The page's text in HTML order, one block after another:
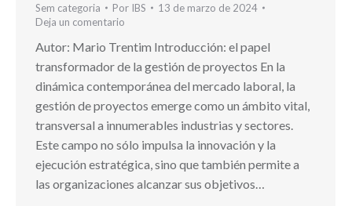
Sem categoria Por IBS
13 de marzo de 2024
Deja un comentario
Autor: Mario Trentim Introducción: el papel
transformador de la gestión de proyectos En la
dinámica contemporánea del mercado laboral, la
gestión de proyectos emerge como un ámbito vital,
transversal a innumerables industrias y sectores.
Este campo no sólo impulsa la innovación y la
ejecución estratégica, sino que también permite a
las organizaciones alcanzar sus objetivos…